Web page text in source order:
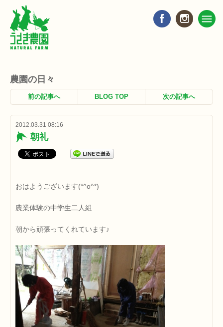
農園の日々
前の記事へ BLOG TOP 次の記事へ
2012.03.31 08:16
朝礼
おはようございます(*^o^*)
農業体験の中学生二人組
朝から頑張ってくれています♪